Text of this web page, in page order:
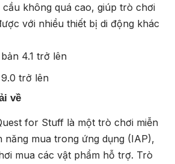
cầu không quá cao, giúp trò chơi
với nhiều thiết bị di động khác
4.1 trở lên
trở lên
về
for Stuff là một trò chơi miễn
năng mua trong ứng dụng (IAP),
mua các vật phẩm hỗ trợ. Trò